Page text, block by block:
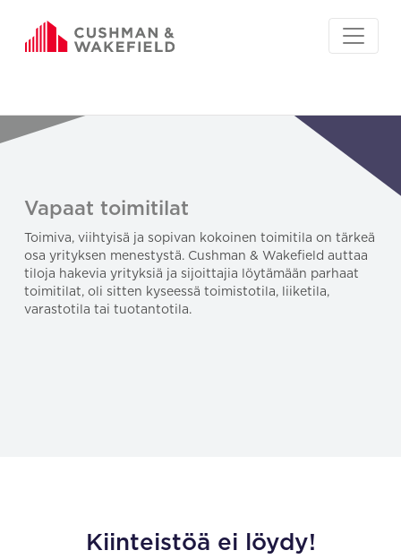
Vapaat toimitilat
Toimiva, viihtyisä ja sopivan kokoinen toimitila on tärkeä
osa yrityksen menestystä. Cushman & Wakefield auttaa
tiloja hakevia yrityksiä ja sijoittajia löytämään parhaat
toimitilat, oli sitten kyseessä toimistotila, liiketila,
varastotila tai tuotantotila.
Kiinteistöä ei löydy!